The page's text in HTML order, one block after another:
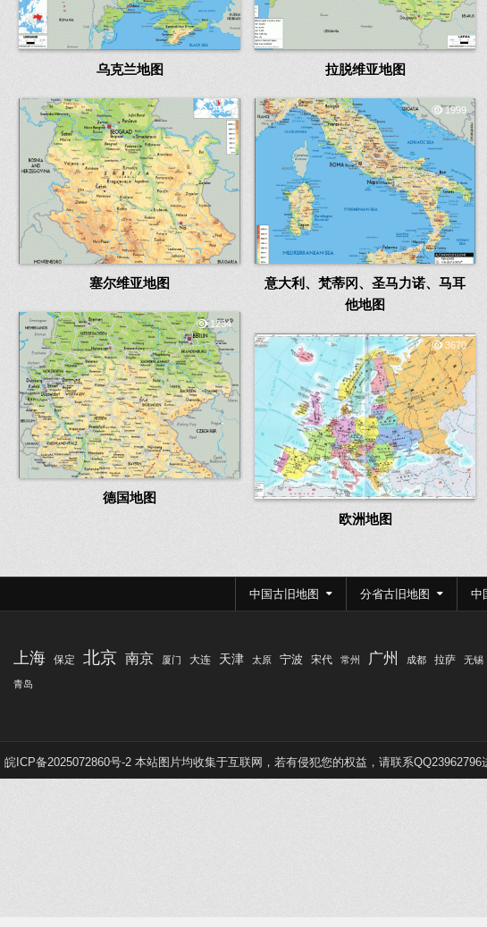
乌克兰地图 拉脱维亚地图
2545
塞尔维亚地图
1999
意大利、梵蒂冈、圣马力诺、马耳
他地图
1234
德国地图
3670
欧洲地图
中国古旧地图 分省古旧地图 中
上海 保定 北京 南京 厦门 大连 天津 太原 宁波 宋代 常州 广州 成都 拉萨 无锡
青岛
皖ICP备2025072860号-2 本站图片均收集于互联网，若有侵犯您的权益，请联系QQ23962796